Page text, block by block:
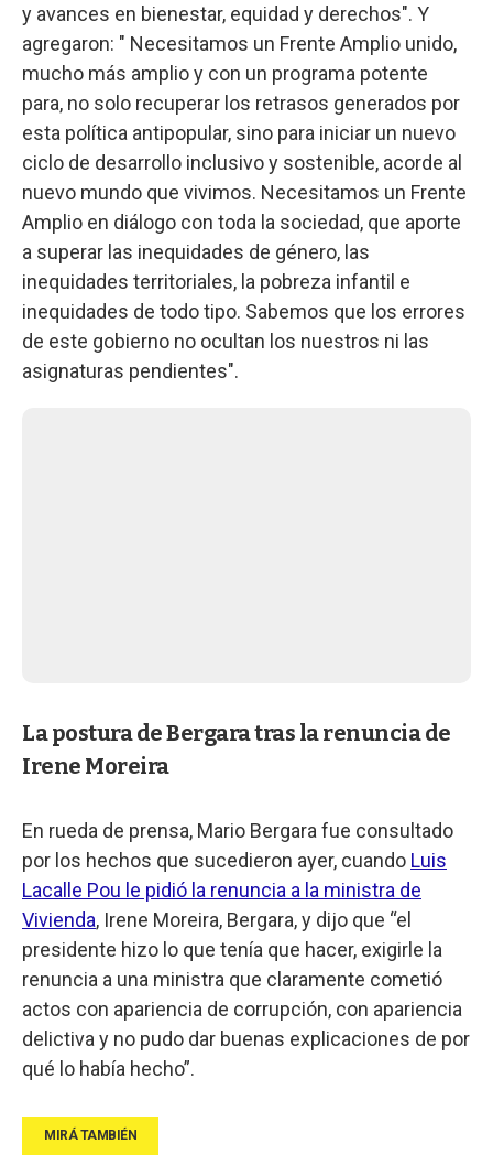
y avances en bienestar, equidad y derechos". Y
agregaron: " Necesitamos un Frente Amplio unido,
mucho más amplio y con un programa potente
para, no solo recuperar los retrasos generados por
esta política antipopular, sino para iniciar un nuevo
ciclo de desarrollo inclusivo y sostenible, acorde al
nuevo mundo que vivimos. Necesitamos un Frente
Amplio en diálogo con toda la sociedad, que aporte
a superar las inequidades de género, las
inequidades territoriales, la pobreza infantil e
inequidades de todo tipo. Sabemos que los errores
de este gobierno no ocultan los nuestros ni las
asignaturas pendientes".
La postura de Bergara tras la renuncia de
Irene Moreira
En rueda de prensa, Mario Bergara fue consultado
por los hechos que sucedieron ayer, cuando Luis
Lacalle Pou le pidió la renuncia a la ministra de
Vivienda, Irene Moreira, Bergara, y dijo que “el
presidente hizo lo que tenía que hacer, exigirle la
renuncia a una ministra que claramente cometió
actos con apariencia de corrupción, con apariencia
delictiva y no pudo dar buenas explicaciones de por
qué lo había hecho”.